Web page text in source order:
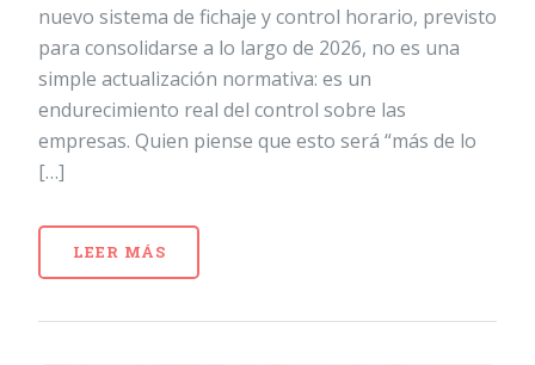
nuevo sistema de fichaje y control horario, previsto
para consolidarse a lo largo de 2026, no es una
simple actualización normativa: es un
endurecimiento real del control sobre las
empresas. Quien piense que esto será “más de lo
[…]
LEER MÁS